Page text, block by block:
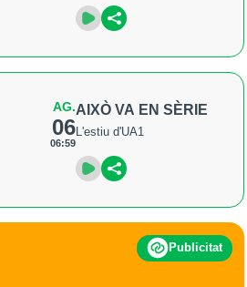
AG.
06
06:59
AIXÒ VA EN SÈRIE
L'estiu d'UA1
Publicitat